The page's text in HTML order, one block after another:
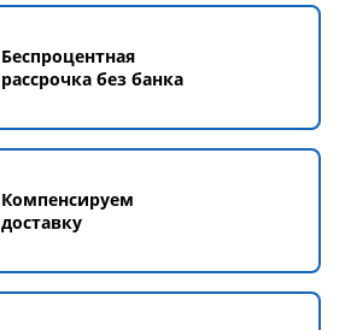
Беспроцентная
рассрочка без банка
Компенсируем
доставку